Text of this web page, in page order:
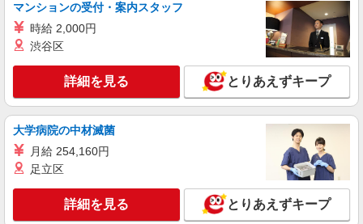
詳細を見る
派遣社員
パーソルテンプスタッフ株式会社 静岡コーディネートセンター（浜
松）/26-0596320
＜ちゃんと教えてもらえる＞営業所でアシスタ
時給1430円 月収例：240,240円（時給1,430円
×8時間×21日間の場合）
静岡県浜松市中央区／最寄駅：高塚駅、浜松
駅 【旧南区】 ≪車通勤可≫
マンションの受付・案内スタッフ
時給 2,000円
渋谷区
詳細を見る とりあえずキープ
大学病院の中材滅菌
月給 254,160円
足立区
詳細を見る とりあえずキープ